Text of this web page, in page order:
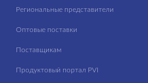
Региональные представители
Оптовые поставки
Поставщикам
Продуктовый портал PVI